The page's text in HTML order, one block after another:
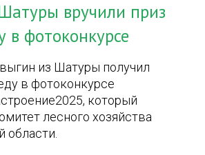
вручили приз
в фотоконкурсе
из Шатуры получил
в фотоконкурсе
который
лесного хозяйства
области.